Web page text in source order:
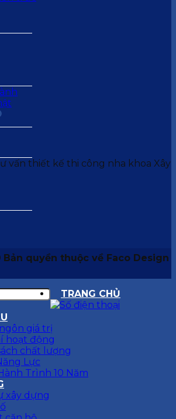
Bản quyền thuộc về Faco Design
TRANG CHỦ
giá trị
hoạt động
chất lượng
Lực
Trình 10 Năm
xây dựng